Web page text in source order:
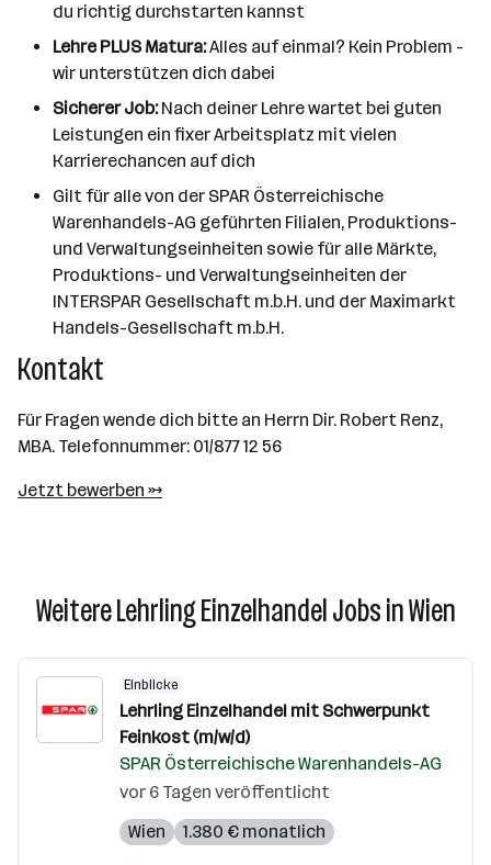
du richtig durchstarten kannst
Lehre PLUS Matura:Alles auf einmal? Kein Problem -
wir unterstützen dich dabei
Sicherer Job:Nach deiner Lehre wartet bei guten
Leistungen ein fixer Arbeitsplatz mit vielen
Karrierechancen auf dich
Gilt für alle von der SPAR Österreichische
Warenhandels-AG geführten Filialen, Produktions-
und Verwaltungseinheiten sowie für alle Märkte,
Produktions- und Verwaltungseinheiten der
INTERSPAR Gesellschaft m.b.H. und der Maximarkt
Handels-Gesellschaft m.b.H.
Kontakt
Für Fragen wende dich bitte an Herrn Dir. Robert Renz,
MBA. Telefonnummer: 01/877 12 56
Jetzt bewerben →
Weitere Lehrling Einzelhandel Jobs in Wien
Einblicke
Lehrling Einzelhandel mit Schwerpunkt
Feinkost (m/w/d)
SPAR Österreichische Warenhandels-AG
vor 6 Tagen veröffentlicht
Wien
1.380 € monatlich